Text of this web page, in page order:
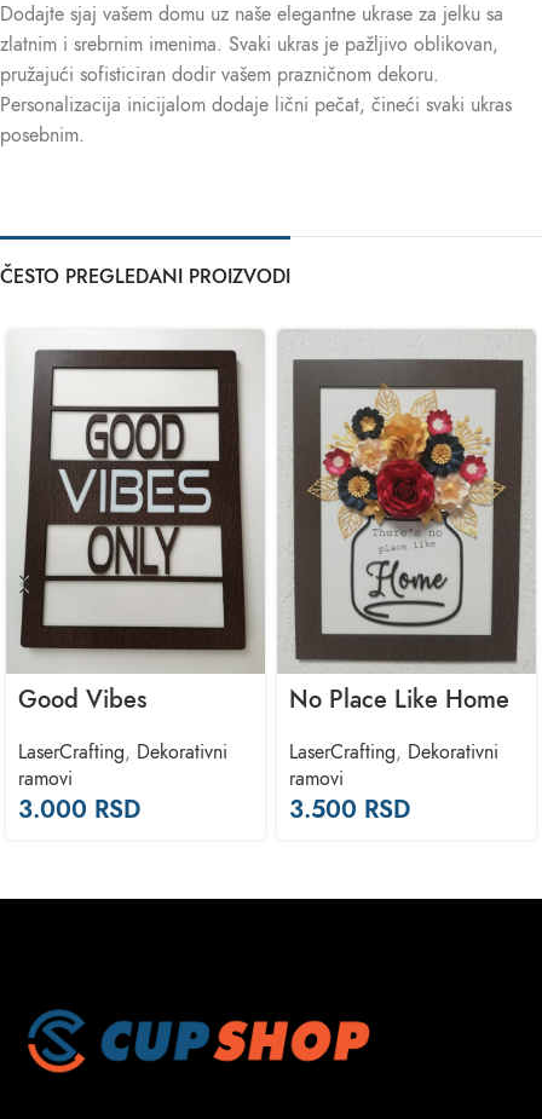
Dodajte sjaj vašem domu uz naše elegantne ukrase za jelku sa
zlatnim i srebrnim imenima. Svaki ukras je pažljivo oblikovan,
pružajući sofisticiran dodir vašem prazničnom dekoru.
Personalizacija inicijalom dodaje lični pečat, čineći svaki ukras
posebnim.
ČESTO PREGLEDANI PROIZVODI
Good Vibes
LaserCrafting, Dekorativni
ramovi
3.000 RSD
No Place Like Home
LaserCrafting, Dekorativni
ramovi
3.500 RSD